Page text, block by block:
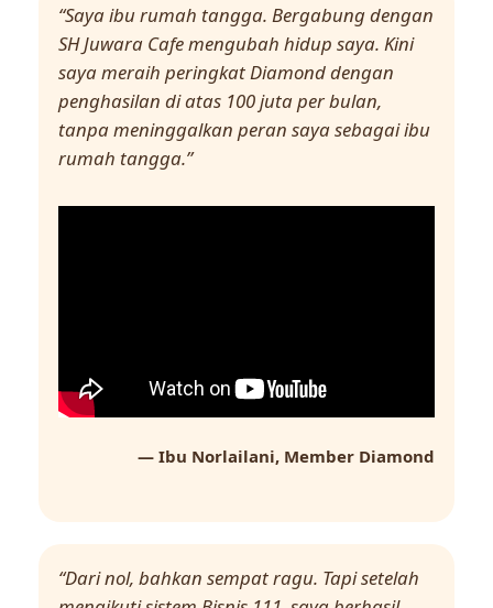
“Saya ibu rumah tangga. Bergabung dengan
SH Juwara Cafe mengubah hidup saya. Kini
saya meraih peringkat Diamond dengan
penghasilan di atas 100 juta per bulan,
tanpa meninggalkan peran saya sebagai ibu
rumah tangga.”
— Ibu Norlailani, Member Diamond
“Dari nol, bahkan sempat ragu. Tapi setelah